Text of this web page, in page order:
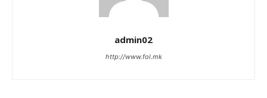
admin02
http://www.fol.mk